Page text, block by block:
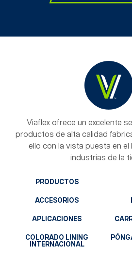
Viaflex ofrece un excelente
productos de alta calidad
ello con la vista puesta en
industrias de la
PRODUCTOS
ACCESORIOS
APLICACIONES
COLORADO LINING
INTERNACIONAL